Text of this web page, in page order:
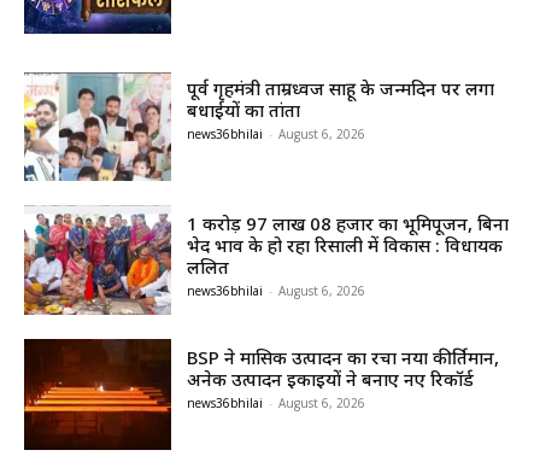
पूर्व गृहमंत्री ताम्रध्वज साहू के जन्मदिन पर लगा
बधाईयों का तांता
news36bhilai - August 6, 2026
1 करोड़ 97 लाख 08 हजार का भूमिपूजन, बिना
भेद भाव के हो रहा रिसाली में विकास : विधायक
ललित
news36bhilai - August 6, 2026
BSP ने मासिक उत्पादन का रचा नया कीर्तिमान,
अनेक उत्पादन इकाइयों ने बनाए नए रिकॉर्ड
news36bhilai - August 6, 2026